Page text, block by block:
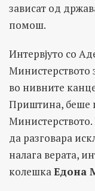
зависат од
помош.
Интервјуто со
Министерството
во нивните
Приштина, беше
да разговара
налага верата,
колешкаЕдона